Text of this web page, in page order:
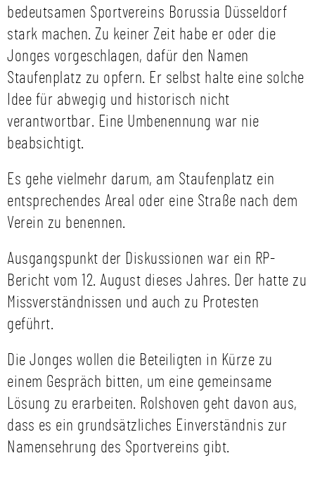
bedeutsamen Sportvereins Borussia Düsseldorf
stark machen. Zu keiner Zeit habe er oder die
Jonges vorgeschlagen, dafür den Namen
Staufenplatz zu opfern. Er selbst halte eine solche
Idee für abwegig und historisch nicht
verantwortbar. Eine Umbenennung war nie
beabsichtigt.
Es gehe vielmehr darum, am Staufenplatz ein
entsprechendes Areal oder eine Straße nach dem
Verein zu benennen.
Ausgangspunkt der Diskussionen war ein RP-
Bericht vom 12. August dieses Jahres. Der hatte zu
Missverständnissen und auch zu Protesten
geführt.
Die Jonges wollen die Beteiligten in Kürze zu
einem Gespräch bitten, um eine gemeinsame
Lösung zu erarbeiten. Rolshoven geht davon aus,
dass es ein grundsätzliches Einverständnis zur
Namensehrung des Sportvereins gibt.